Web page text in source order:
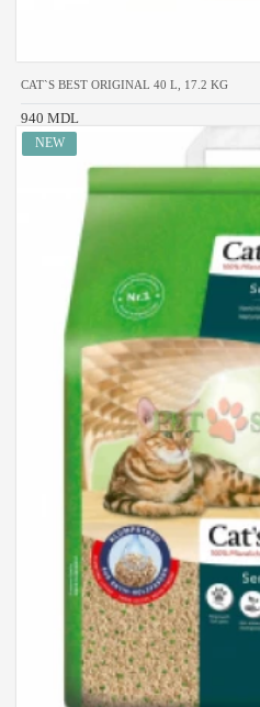
CAT`S BEST ORIGINAL 40 L, 17.2 KG
940 MDL